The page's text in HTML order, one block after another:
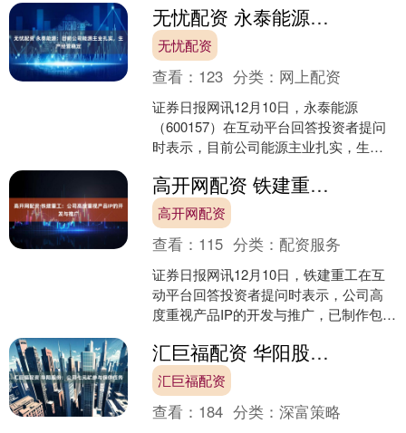
的味蕾都会让人大呼“人间值....
无忧配资 永泰能源：目前公司能源主业扎实，生产经营稳定
无忧配资
查看： 123 分类： 网上配资
证券日报网讯12月10日，永泰能源
（600157）在互动平台回答投资者提问
时表示，目前公司能源主业扎实，生产
夯实能源主业基础，....
高开网配资 铁建重工：公司高度重视产品IP的开发与推广
高开网配资
查看： 115 分类：配资服务
证券日报网讯12月10日，铁建重工在互
动平台回答投资者提问时表示，公司高
度重视产品IP的开发与推广，已制作包括
通过多元化形式展....
汇巨福配资 华阳股份：公司七元矿参与保供任务
汇巨福配资
查看： 184 分类：深富策略